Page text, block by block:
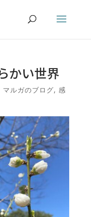
かい世界
マルガのブログ, 感